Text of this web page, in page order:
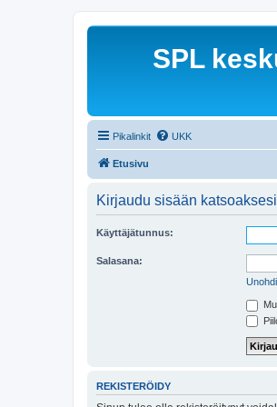
SPL
Pikalinkit UKK
Etusivu
Kirjaudu sisään
Käyttäjätunnus:
Salasana:
REKISTERÖIDY